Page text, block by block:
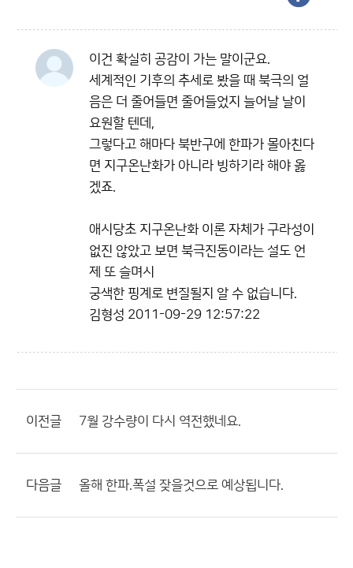
이건 확실히 공감이 가는 말이군요.
세계적인 기후의 추세로 봤을 때 북극의 얼
음은 더 줄어들면 줄어들었지 늘어날 날이
요원할 텐데,
그렇다고 해마다 북반구에 한파가 몰아친다
면 지구온난화가 아니라 빙하기라 해야 옳
겠죠.
애시당초 지구온난화 이론 자체가 구라성이
없진 않았고 보면 북극진동이라는 설도 언
제 또 슬며시
궁색한 핑계로 변질될지 알 수 없습니다.
김형성 2011-09-29 12:57:22
이전글 7월 강수량이 다시 역전했네요.
다음글 올해 한파.폭설 잦을것으로 예상됩니다.